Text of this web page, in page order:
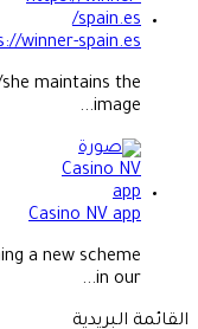
winner-spain.es/
maintains the
image...
Casino NV app
a new scheme
in our...
القائمة البريدية